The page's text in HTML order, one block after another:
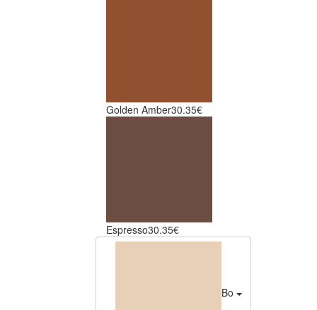
Golden Amber30.35€
Espresso30.35€
Bone